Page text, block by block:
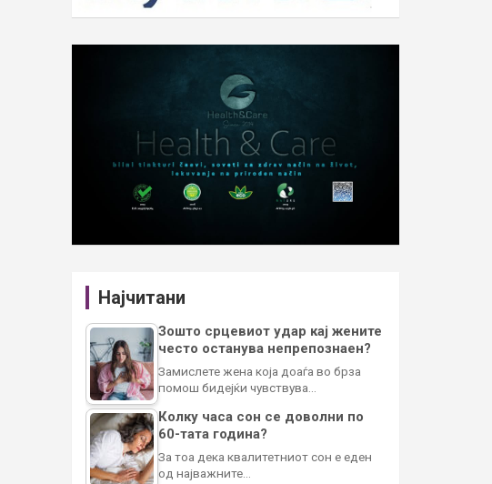
Најчитани
Зошто срцевиот удар кај жените
често останува непрепознаен?
Замислете жена која доаѓа во брза
помош бидејќи чувствува…
Колку часа сон се доволни по
60-тата година?
За тоа дека квалитетниот сон е еден
од најважните…